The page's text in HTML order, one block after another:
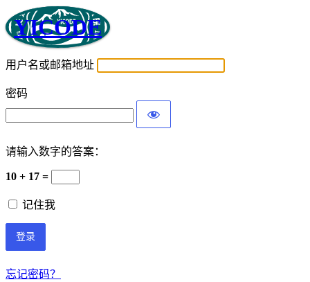
YICODE
用户名或邮箱地址
密码
请输入数字的答案：
10 + 17 =
记住我
忘记密码？